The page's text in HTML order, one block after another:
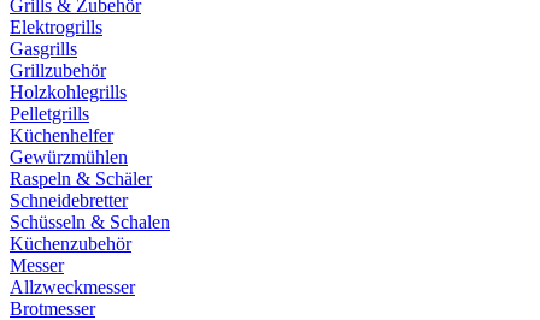
Grills & Zubehör
Elektrogrills
Gasgrills
Grillzubehör
Holzkohlegrills
Pelletgrills
Küchenhelfer
Gewürzmühlen
Raspeln & Schäler
Schneidebretter
Schüsseln & Schalen
Küchenzubehör
Messer
Allzweckmesser
Brotmesser